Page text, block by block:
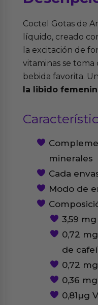
Coctel Gotas de
líquido, creado
la excitación de
vitaminas se
bebida favorita.
la libido
minerales
Cada
Modo de
3,59
0,72
de
0,72
0,36
0,81µg